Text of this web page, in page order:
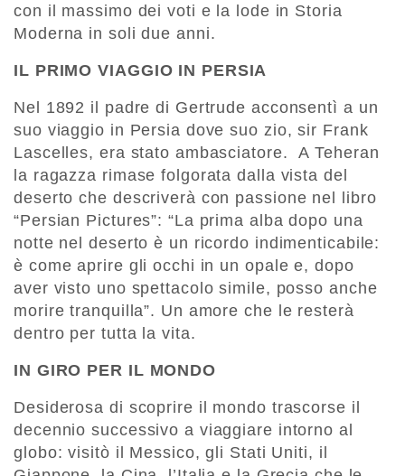
con il massimo dei voti e la lode in Storia
Moderna in soli due anni.
IL PRIMO VIAGGIO IN PERSIA
Nel 1892 il padre di Gertrude acconsentì a un
suo viaggio in Persia dove suo zio, sir Frank
Lascelles, era stato ambasciatore. A Teheran
la ragazza rimase folgorata dalla vista del
deserto che descriverà con passione nel libro
“Persian Pictures”: “La prima alba dopo una
notte nel deserto è un ricordo indimenticabile:
è come aprire gli occhi in un opale e, dopo
aver visto uno spettacolo simile, posso anche
morire tranquilla”. Un amore che le resterà
dentro per tutta la vita.
IN GIRO PER IL MONDO
Desiderosa di scoprire il mondo trascorse il
decennio successivo a viaggiare intorno al
globo: visitò il Messico, gli Stati Uniti, il